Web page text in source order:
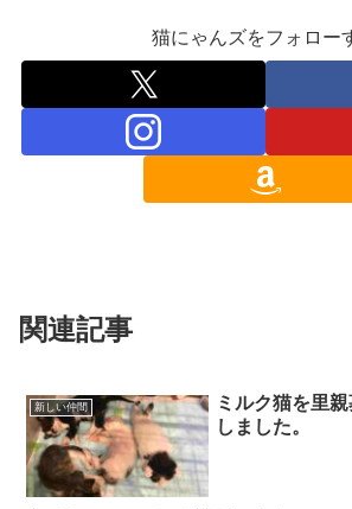
猫にゃんズをフォロー
関連記事
新しい仲間
ミルク猫を里
しました。